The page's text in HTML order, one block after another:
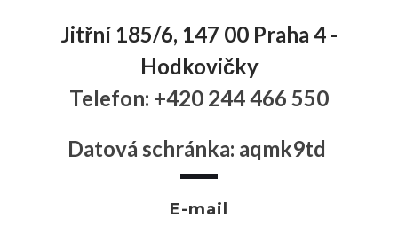
Jitřní 185/6, 147 00 Praha 4 -
Hodkovičky
Telefon: +420 244 466 550
Datová schránka: aqmk9td
E-mail